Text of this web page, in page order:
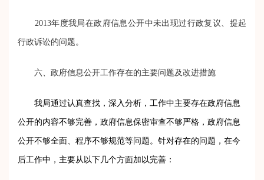
2013年度我局在政府信息公开中未出现过行政复议、提起
行政诉讼的问题。
六、政府信息公开工作存在的主要问题及改进措施
我局通过认真查找，深入分析，工作中主要存在政府信息
公开的内容不够完善，政府信息保密审查不够严格，政府信息
公开不够全面、程序不够规范等问题。针对存在的问题，在今
后工作中，主要从以下几个方面加以完善：